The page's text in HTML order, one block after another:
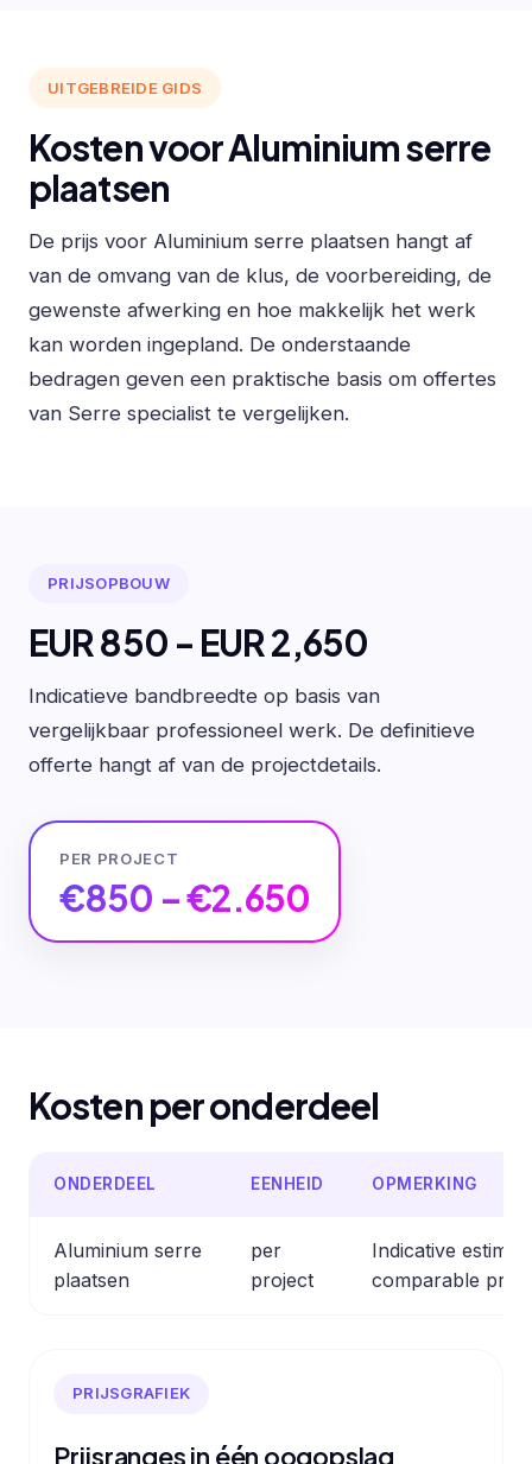
UITGEBREIDE GIDS
Kosten voor Aluminium serre
plaatsen
De prijs voor Aluminium serre plaatsen hangt af
van de omvang van de klus, de voorbereiding, de
gewenste afwerking en hoe makkelijk het werk
kan worden ingepland. De onderstaande
bedragen geven een praktische basis om offertes
van Serre specialist te vergelijken.
PRIJSOPBOUW
EUR 850 - EUR 2,650
Indicatieve bandbreedte op basis van
vergelijkbaar professioneel werk. De definitieve
offerte hangt af van de projectdetails.
PER PROJECT
€850 – €2.650
Kosten per onderdeel
ONDERDEEL EENHEID OPMERKING
Aluminium serre
plaatsen
per
project
Indicative
comparable
PRIJSGRAFIEK
Prijsranges in één oogopslag